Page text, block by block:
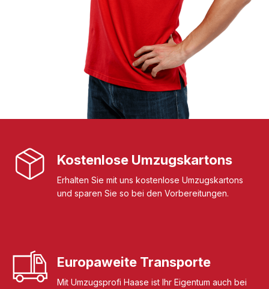
Kostenlose Umzugskartons
Erhalten Sie mit uns kostenlose Umzugskartons
und sparen Sie so bei den Vorbereitungen.
Europaweite Transporte
Mit Umzugsprofi Haase ist Ihr Eigentum auch bei